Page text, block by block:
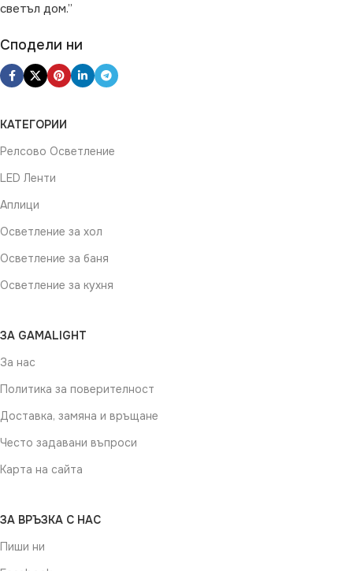
светъл дом.”
Сподели ни
КАТЕГОРИИ
Релсово Осветление
LED Ленти
Аплици
Осветление за хол
Осветление за баня
Осветление за кухня
ЗА GAMALIGHT
За нас
Политика за поверителност
Доставка, замяна и връщане
Често задавани въпроси
Карта на сайта
ЗА ВРЪЗКА С НАС
Пиши ни